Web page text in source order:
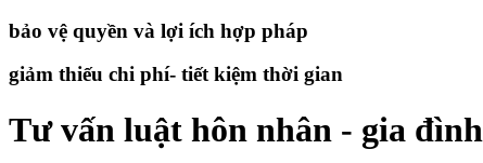
bảo vệ quyền và lợi ích hợp pháp
giảm thiếu chi phí- tiết kiệm thời gian
Tư vấn luật hôn nhân - gia đình